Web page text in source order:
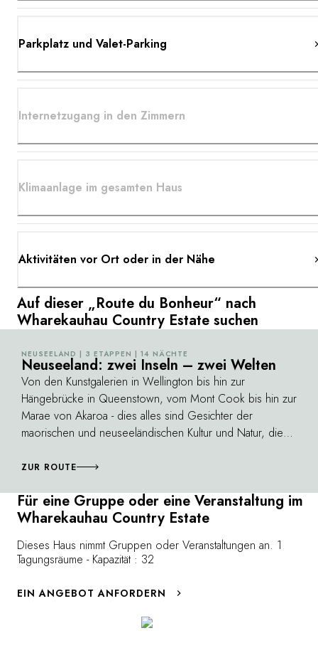
Parkplatz und Valet-Parking
Internetzugang in den Zimmern
Klimaanlage im gesamten Haus
Aktivitäten vor Ort oder in der Nähe
Auf dieser „Route du Bonheur“ nach
Wharekauhau Country Estate suchen
NEUSEELAND | 3 ETAPPEN | 14 NÄCHTE
Neuseeland: zwei Inseln – zwei Welten
Von den Kunstgalerien in Wellington bis hin zur
Hängebrücke in Queenstown, vom Mont Cook bis hin zur
Marae von Akaroa - dies alles sind Gesichter der
maorischen und neuseeländischen Kultur und Natur, die
weißen Wolken“ (Aotearoa). Eine Reise zwischen zwei
ZUR ROUTE
Für eine Gruppe oder eine Veranstaltung im
Wharekauhau Country Estate
Dieses Haus nimmt Gruppen oder Veranstaltungen an. 1
Tagungsräume - Kapazität : 32
EIN ANGEBOT ANFORDERN